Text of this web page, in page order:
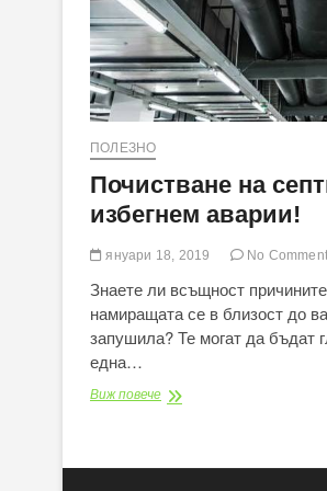
ПОЛЕЗНО
Почистване на
избегнем аварии!
януари 18, 2019 No
Знаете ли всъщност
намиращата се в близост до
запушила? Те могат да бъдат
една…
Виж повечеПочистване
за